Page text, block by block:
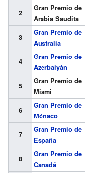
2
Gran Premio de
Arabia Saudita
3
Gran Premio de
Australia
4
Gran Premio de
Azerbaiyán
5
Gran Premio de
Miami
6
Gran Premio de
Mónaco
7
Gran Premio de
España
8
Gran Premio de
Canadá